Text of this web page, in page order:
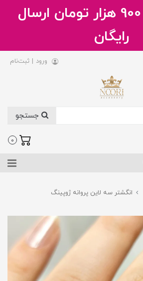
خرید بالای 900 هزار تومان ارسال
رایگان
ورود | ثبت‌نام
0
انگشتر سه لاین پروانه ژوپینگ